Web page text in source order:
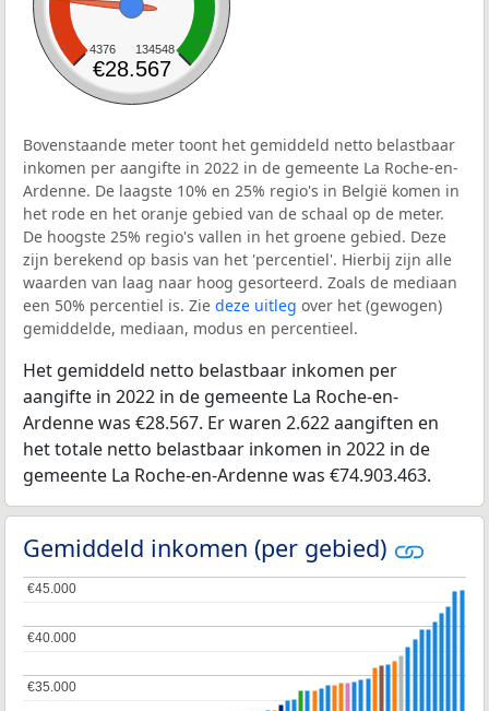
4376 134548
€28.567
Bovenstaande meter toont het gemiddeld netto belastbaar
inkomen per aangifte in 2022 in de gemeente La Roche-en-
Ardenne. De laagste 10% en 25% regio's in België komen in
het rode en het oranje gebied van de schaal op de meter.
De hoogste 25% regio's vallen in het groene gebied. Deze
zijn berekend op basis van het 'percentiel'. Hierbij zijn alle
waarden van laag naar hoog gesorteerd. Zoals de mediaan
een 50% percentiel is. Zie deze uitleg over het (gewogen)
gemiddelde, mediaan, modus en percentieel.
Het gemiddeld netto belastbaar inkomen per
aangifte in 2022 in de gemeente La Roche-en-
Ardenne was €28.567. Er waren 2.622 aangiften en
het totale netto belastbaar inkomen in 2022 in de
gemeente La Roche-en-Ardenne was €74.903.463.
Gemiddeld inkomen (per gebied)
€35.000
€35.000
€40.000
€40.000
€45.000
€45.000